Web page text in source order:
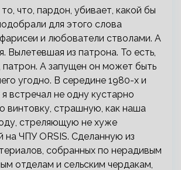
что, пардон, убивает, какой бы
для этого слова
и любователи стволами. А
Вылетевшая из патрона. То есть,
патрон. А запущен он может быть
угодно. В середине 1980-х и
встречал не одну кустарно
винтовку, страшную, как наша
стреляющую не хуже
на ЧПУ ORSIS. Сделанную из
собранных по нерадивым
отделам и сельским чердакам,